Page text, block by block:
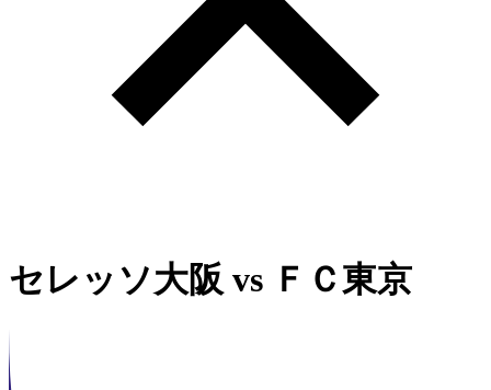
セレッソ大阪 vs ＦＣ東京